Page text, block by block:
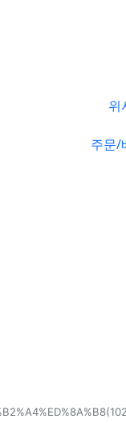
위
주문/